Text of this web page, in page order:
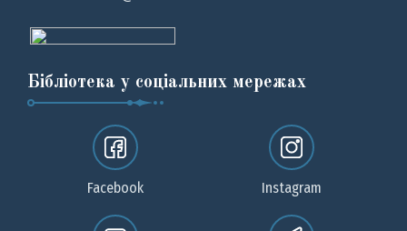
Бібліотека у соціальних мережах
Facebook Instagram